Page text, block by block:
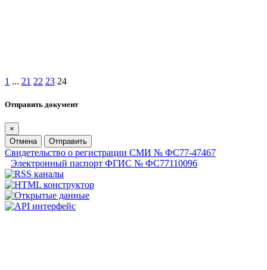
1 ... 21 22 23 24
Отправить документ
×
Отмена
Отправить
Свидетельство о регистрации СМИ № ФС77-47467
Электронный паспорт ФГИС № ФС77110096